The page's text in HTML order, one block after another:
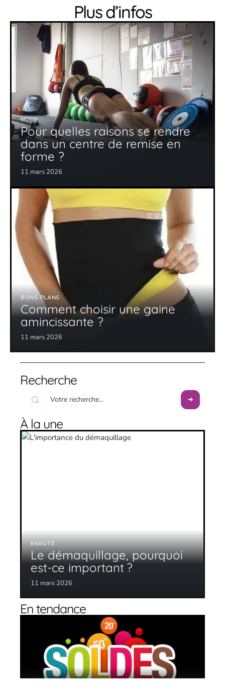
Plus d’infos
MODE
Pour quelles raisons se rendre
dans un centre de remise en
forme ?
11 mars 2026
BONS PLANS
Comment choisir une gaine
amincissante ?
11 mars 2026
Recherche
À la une
BEAUTÉ
Le démaquillage, pourquoi
est-ce important ?
11 mars 2026
En tendance
3 idées pour bien profiter des soldes